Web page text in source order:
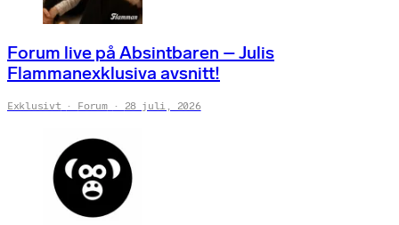
Forum live på Absintbaren – Julis
Flammanexklusiva avsnitt!
Exklusivt Forum 28 juli, 2026